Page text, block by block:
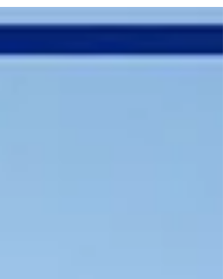
מרחיבה את השימוש במודלי בינה מלאכותית שותפים, ומאפשרת
להשתמש בוקטורים ובתמונות מדפדפן הקבצים כהשראה וכנקודת
של גירסה 30.4, אלא גם את היכולות והעדכונים המרכזיים שנוספו